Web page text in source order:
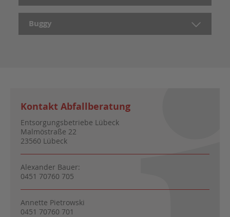
Buggy
Kontakt Abfallberatung
Entsorgungsbetriebe Lübeck
Malmöstraße 22
23560 Lübeck
Alexander Bauer:
0451 70760 705
Annette Pietrowski
0451 70760 701